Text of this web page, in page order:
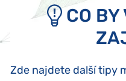
CO BY
Zde najdete další tipy